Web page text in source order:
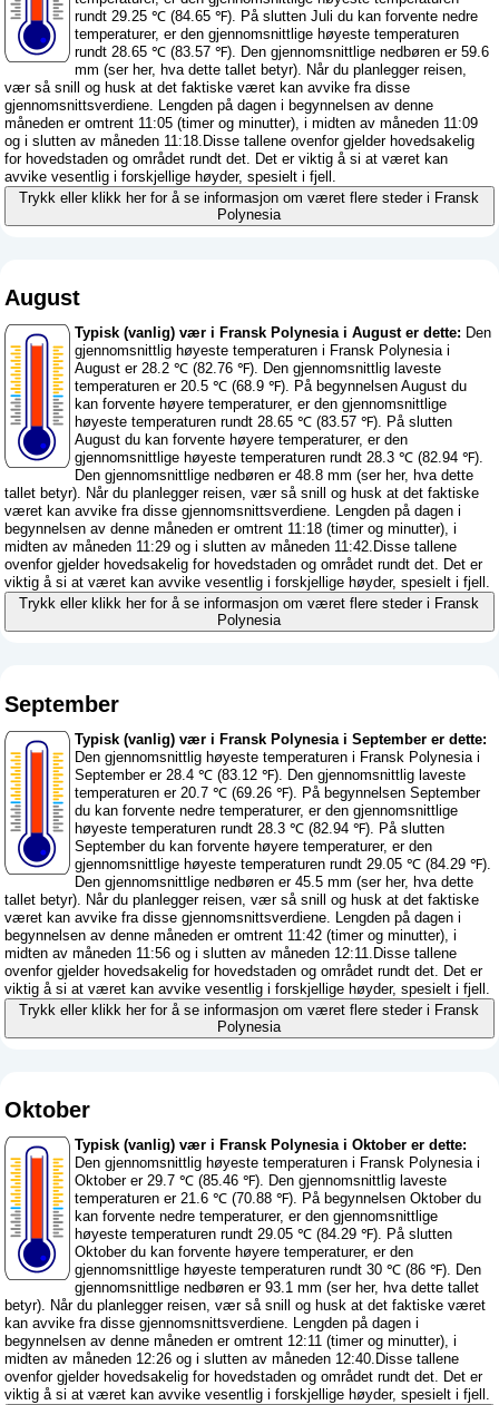
rundt 29.25 ℃ (84.65 ℉). På slutten Juli du kan forvente nedre
temperaturer, er den gjennomsnittlige høyeste temperaturen
rundt 28.65 ℃ (83.57 ℉). Den gjennomsnittlige nedbøren er 59.6
mm (ser her, hva dette tallet betyr). Når du planlegger reisen,
vær så snill og husk at det faktiske været kan avvike fra disse
gjennomsnittsverdiene. Lengden på dagen i begynnelsen av denne
måneden er omtrent 11:05 (timer og minutter), i midten av måneden 11:09
og i slutten av måneden 11:18.Disse tallene ovenfor gjelder hovedsakelig
for hovedstaden og området rundt det. Det er viktig å si at været kan
avvike vesentlig i forskjellige høyder, spesielt i fjell.
Trykk eller klikk her for å se informasjon om været flere steder i Fransk
Polynesia
August
Typisk (vanlig) vær i Fransk Polynesia i August er dette: Den
gjennomsnittlig høyeste temperaturen i Fransk Polynesia i
August er 28.2 ℃ (82.76 ℉). Den gjennomsnittlig laveste
temperaturen er 20.5 ℃ (68.9 ℉). På begynnelsen August du
kan forvente høyere temperaturer, er den gjennomsnittlige
høyeste temperaturen rundt 28.65 ℃ (83.57 ℉). På slutten
August du kan forvente høyere temperaturer, er den
gjennomsnittlige høyeste temperaturen rundt 28.3 ℃ (82.94 ℉).
Den gjennomsnittlige nedbøren er 48.8 mm (ser her, hva dette
tallet betyr). Når du planlegger reisen, vær så snill og husk at det faktiske
været kan avvike fra disse gjennomsnittsverdiene. Lengden på dagen i
begynnelsen av denne måneden er omtrent 11:18 (timer og minutter), i
midten av måneden 11:29 og i slutten av måneden 11:42.Disse tallene
ovenfor gjelder hovedsakelig for hovedstaden og området rundt det. Det er
viktig å si at været kan avvike vesentlig i forskjellige høyder, spesielt i fjell.
Trykk eller klikk her for å se informasjon om været flere steder i Fransk
Polynesia
September
Typisk (vanlig) vær i Fransk Polynesia i September er dette:
Den gjennomsnittlig høyeste temperaturen i Fransk Polynesia i
September er 28.4 ℃ (83.12 ℉). Den gjennomsnittlig laveste
temperaturen er 20.7 ℃ (69.26 ℉). På begynnelsen September
du kan forvente nedre temperaturer, er den gjennomsnittlige
høyeste temperaturen rundt 28.3 ℃ (82.94 ℉). På slutten
September du kan forvente høyere temperaturer, er den
gjennomsnittlige høyeste temperaturen rundt 29.05 ℃ (84.29 ℉).
Den gjennomsnittlige nedbøren er 45.5 mm (ser her, hva dette
tallet betyr). Når du planlegger reisen, vær så snill og husk at det faktiske
været kan avvike fra disse gjennomsnittsverdiene. Lengden på dagen i
begynnelsen av denne måneden er omtrent 11:42 (timer og minutter), i
midten av måneden 11:56 og i slutten av måneden 12:11.Disse tallene
ovenfor gjelder hovedsakelig for hovedstaden og området rundt det. Det er
viktig å si at været kan avvike vesentlig i forskjellige høyder, spesielt i fjell.
Trykk eller klikk her for å se informasjon om været flere steder i Fransk
Polynesia
Oktober
Typisk (vanlig) vær i Fransk Polynesia i Oktober er dette:
Den gjennomsnittlig høyeste temperaturen i Fransk Polynesia i
Oktober er 29.7 ℃ (85.46 ℉). Den gjennomsnittlig laveste
temperaturen er 21.6 ℃ (70.88 ℉). På begynnelsen Oktober du
kan forvente nedre temperaturer, er den gjennomsnittlige
høyeste temperaturen rundt 29.05 ℃ (84.29 ℉). På slutten
Oktober du kan forvente høyere temperaturer, er den
gjennomsnittlige høyeste temperaturen rundt 30 ℃ (86 ℉). Den
gjennomsnittlige nedbøren er 93.1 mm (ser her, hva dette tallet
betyr). Når du planlegger reisen, vær så snill og husk at det faktiske været
kan avvike fra disse gjennomsnittsverdiene. Lengden på dagen i
begynnelsen av denne måneden er omtrent 12:11 (timer og minutter), i
midten av måneden 12:26 og i slutten av måneden 12:40.Disse tallene
ovenfor gjelder hovedsakelig for hovedstaden og området rundt det. Det er
viktig å si at været kan avvike vesentlig i forskjellige høyder, spesielt i fjell.